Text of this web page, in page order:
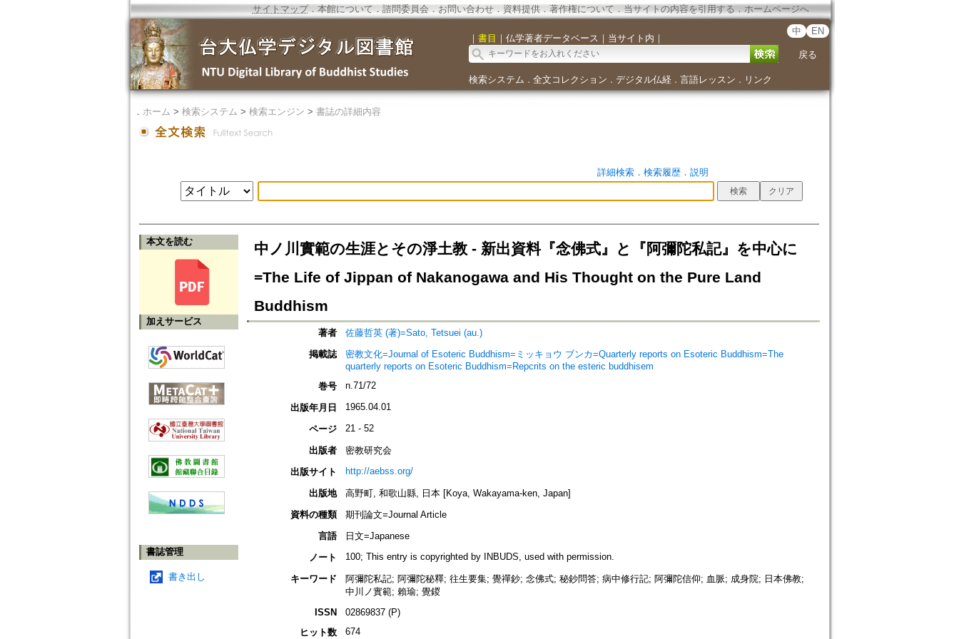
サイトマップ．本館について ． 諮問委員会． お問い合わせ． 資料提供． 著作権について．当サイトの内容を引用する ． ホームページへ
｜ 書目 ｜ 仏学著者データベース ｜ 当サイト内 ｜
中 EN
戻る
検索システム ． 全文コレクション ． デジタル仏経． 言語レッスン ． リンク
． ホーム > 検索システム > 検索エンジン > 書誌の詳細内容
詳細検索． 検索履歴． 説明
本文を読む
加えサービス
書誌管理
書き出し
中ノ川實範の生涯とその淨土教 - 新出資料『念佛式』と『阿彌陀私記』を中心に
=The Life of Jippan of Nakanogawa and His Thought on the Pure Land
Buddhism
著者
佐藤哲英 (著)=Sato, Tetsuei (au.)
掲載誌
密教文化=Journal of Esoteric Buddhism=ミッキョウ ブンカ=Quarterly reports on Esoteric Buddhism=The
quarterly reports on Esoteric Buddhism=Repcrits on the esteric buddhisem
巻号
n.71/72
出版年月日 1965.04.01
ページ 21 - 52
出版者
密教研究会
出版サイト
http://aebss.org/
出版地
高野町, 和歌山縣, 日本 [Koya, Wakayama-ken, Japan]
資料の種類
期刊論文=Journal Article
言語
日文=Japanese
ノート
100; This entry is copyrighted by INBUDS, used with permission.
キーワード
阿彌陀私記; 阿彌陀秘釋; 往生要集; 覺禪鈔; 念佛式; 秘鈔問答; 病中修行記; 阿彌陀信仰; 血脈; 成身院; 日本佛教;
中川ノ實範; 賴瑜; 覺鍐
ISSN
02869837 (P)
ヒット数
674